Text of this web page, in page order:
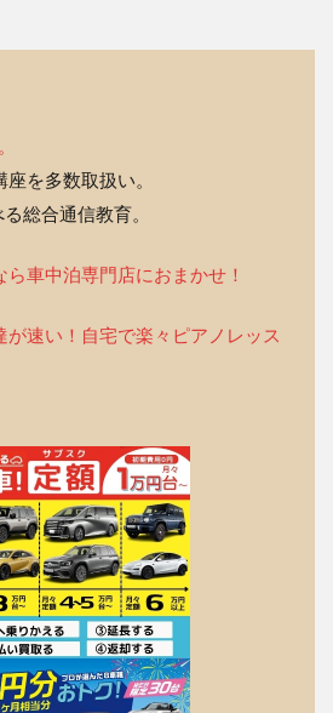
を多数取扱い。
総合通信教育。
車中泊専門店におまかせ！
が速い！自宅で楽々ピアノレッス